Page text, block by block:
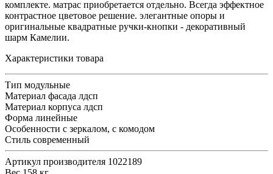
комплекте. матрас приобретается отдельно. Всегда эффектное
контрастное цветовое решение. элегантные опоры и
оригинальные квадратные ручки-кнопки - декоративный
шарм Камелии.
Характеристики товара
Тип модульные
Материал фасада лдсп
Материал корпуса лдсп
Форма линейные
Особенности с зеркалом, с комодом
Стиль современный
Артикул производителя 1022189